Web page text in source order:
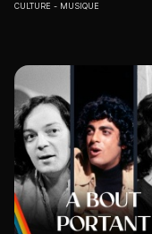
CULTURE MUSIQUE